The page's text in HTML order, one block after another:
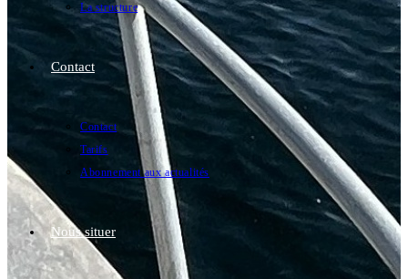
La structure
Contact
Contact
Tarifs
Abonnement aux actualités
Nous situer